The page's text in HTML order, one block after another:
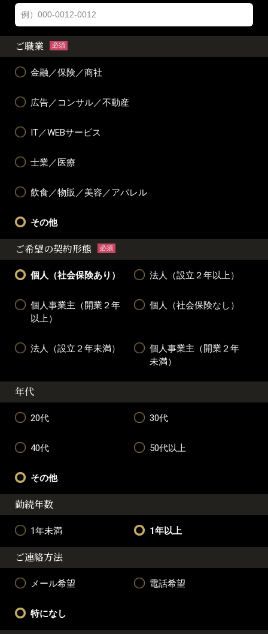
ご職業 必須
金融／保険／商社
広告／コンサル／不動産
IT／WEBサービス
士業／医療
飲食／物販／美容／アパレル
その他
ご希望の契約形態 必須
個人（社会保険あり） 法人（設立２年以上）
個人事業主（開業２年
以上）
個人（社会保険なし）
法人（設立２年未満）
個人事業主（開業２年
未満）
年代
20代 30代
40代 50代以上
その他
勤続年数
1年未満 1年以上
ご連絡方法
メール希望 電話希望
特になし